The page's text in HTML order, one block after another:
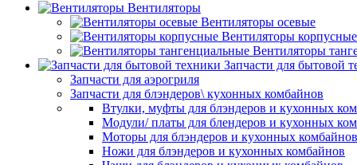
Вентиляторы
Вентиляторы осевые
Вентиляторы корпусные
Вентиляторы
Запчасти для бытовой
Запчасти для аэрогриля
Запчасти для блэндеров\ кухонных комбайнов
Втулки, муфты для блэндеров и кухонных
Модули/ платы для блендеров и кухонных
Моторы для блэндеров и кухонных комбайнов
Ножи для блэндеров и кухонных комбайнов